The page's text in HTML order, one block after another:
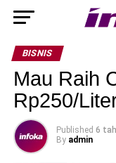
BISNIS
Mau Raih
Rp250/
Published 6
By admin